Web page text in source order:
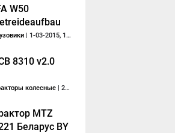
W50
| 1-03-2015, 18:34
8310 v2.0
колесные | 22-12-2014, 16:04
MTZ
Беларус BY